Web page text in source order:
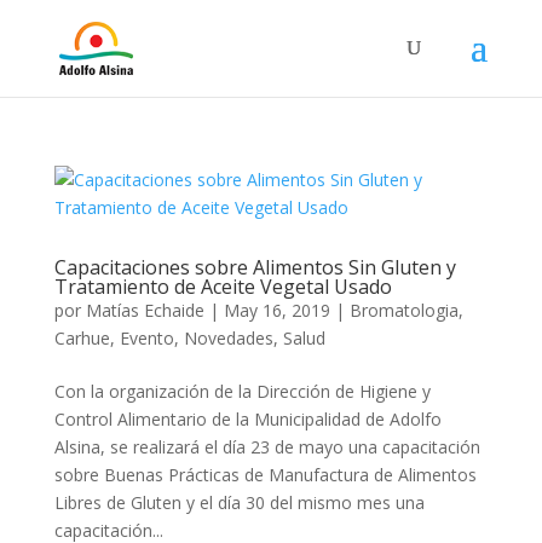
Capacitaciones sobre Alimentos Sin Gluten y
Tratamiento de Aceite Vegetal Usado
por Matías Echaide | May 16, 2019 | Bromatologia,
Carhue, Evento, Novedades, Salud
Con la organización de la Dirección de Higiene y
Control Alimentario de la Municipalidad de Adolfo
Alsina, se realizará el día 23 de mayo una capacitación
sobre Buenas Prácticas de Manufactura de Alimentos
Libres de Gluten y el día 30 del mismo mes una
capacitación...